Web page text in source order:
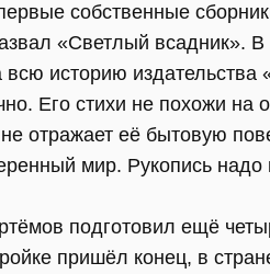
собственные
«Светлый всадник».
историю издательства
Его стихи не похожи на
отражает её бытовую
мир. Рукопись
подготовил ещё
пришёл конец, в